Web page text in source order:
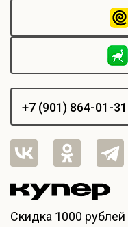
+7 (901) 864-01-31
Скидка 1000 рублей